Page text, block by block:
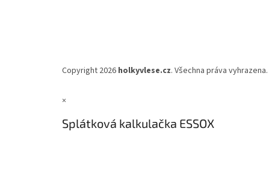
Copyright 2026 holkyvlese.cz. Všechna práva vyhrazena.
×
Splátková kalkulačka ESSOX